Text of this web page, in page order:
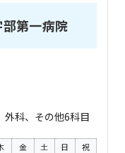
第一病院
外科、その他6科目
金 土 日 祝